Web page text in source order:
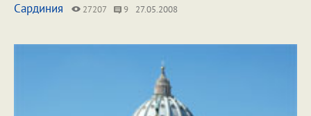
Сардиния 27207 9 27.05.2008